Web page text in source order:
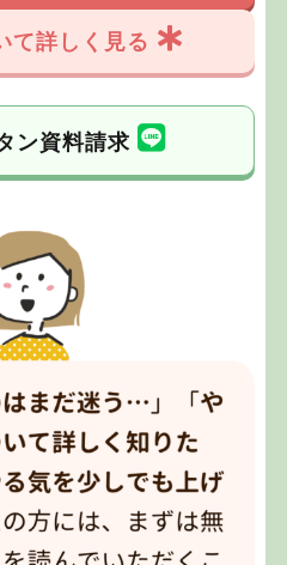
て詳しく見る
ン資料請求